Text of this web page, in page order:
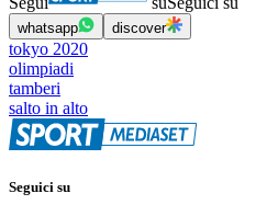
whatsapp discover
tokyo 2020
olimpiadi
tamberi
salto in alto
Seguici su